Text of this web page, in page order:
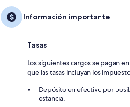
Información importante
Tasas
Los siguientes cargos se pagan
que las tasas incluyan los
Depósito en efectivo por
estancia.